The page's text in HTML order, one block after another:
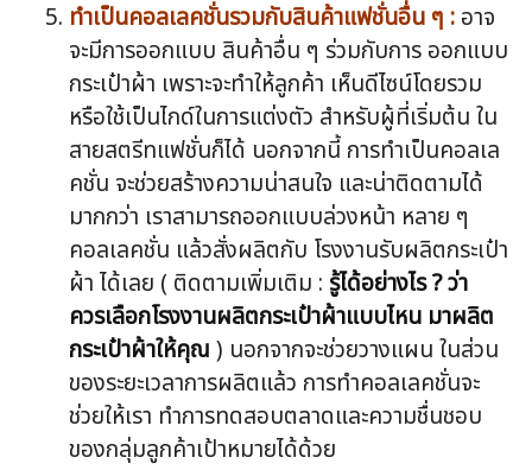
ทำเป็นคอลเลคชั่นรวมกับสินค้าแฟชั่นอื่น ๆ : อาจ
จะมีการออกแบบ สินค้าอื่น ๆ ร่วมกับการ ออกแบบ
กระเป๋าผ้า เพราะจะทำให้ลูกค้า เห็นดีไซน์โดยรวม
หรือใช้เป็นไกด์ในการแต่งตัว สำหรับผู้ที่เริ่มต้น ใน
สายสตรีทแฟชั่นก็ได้ นอกจากนี้ การทำเป็นคอลเล
คชั่น จะช่วยสร้างความน่าสนใจ และน่าติดตามได้
มากกว่า เราสามารถออกแบบล่วงหน้า หลาย ๆ
คอลเลคชั่น แล้วสั่งผลิตกับ โรงงานรับผลิตกระเป๋า
ผ้า ได้เลย ( ติดตามเพิ่มเติม : รู้ได้อย่างไร ? ว่า
ควรเลือกโรงงานผลิตกระเป๋าผ้าแบบไหน มาผลิต
กระเป๋าผ้าให้คุณ ) นอกจากจะช่วยวางแผน ในส่วน
ของระยะเวลาการผลิตแล้ว การทำคอลเลคชั่นจะ
ช่วยให้เรา ทำการทดสอบตลาดและความชื่นชอบ
ของกลุ่มลูกค้าเป้าหมายได้ด้วย